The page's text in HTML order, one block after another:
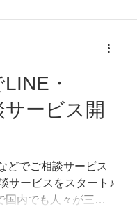
・
ービス開
どでご相談サービス
サービスをスタート♪
国内でも人々が三密
談を極力避けるか間